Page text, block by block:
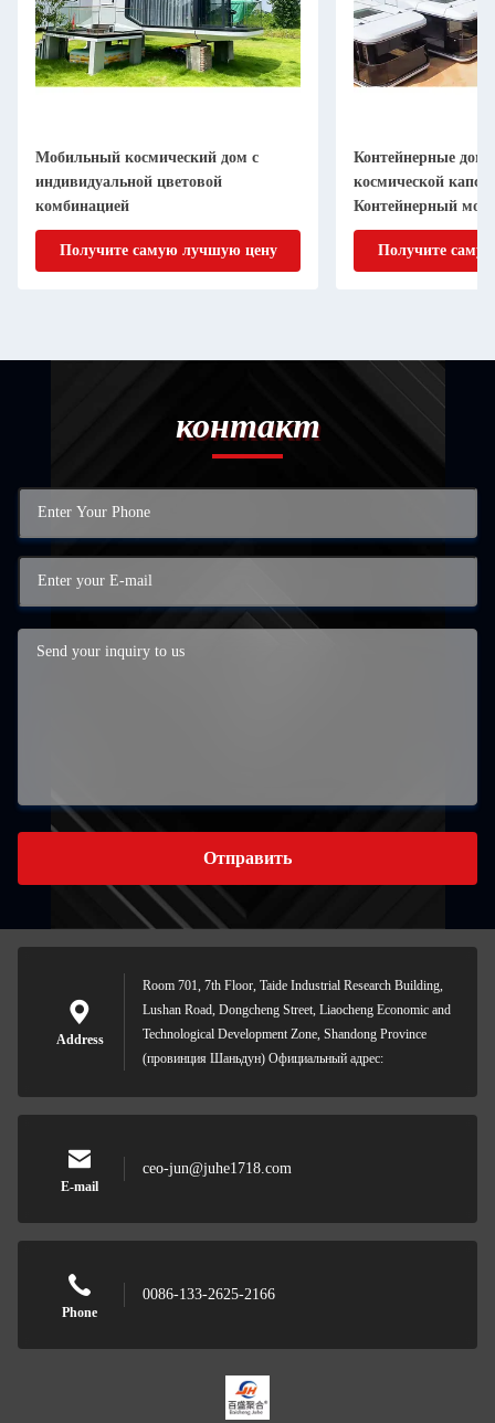
Контейнерные дома для современной
космической капсулы Хангфа
Контейнерный мобильный дом
Получите самую лучшую цену
Вилла
Двойное стекло
космическая
отель
Получите
контакт
Отправить
Address
Room 701, 7th Floor, Taide Industrial Research Building,
Lushan Road, Dongcheng Street, Liaocheng Economic and
Technological Development Zone, Shandong Province
(провинция Шаньдун) Официальный адрес:
E-mail
ceo-jun@juhe1718.com
Phone
0086-133-2625-2166